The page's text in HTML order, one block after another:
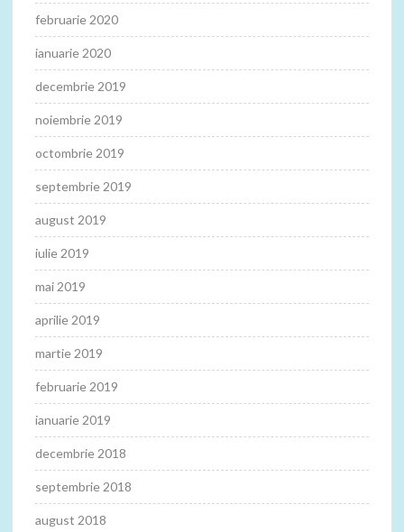
februarie 2020
ianuarie 2020
decembrie 2019
noiembrie 2019
octombrie 2019
septembrie 2019
august 2019
iulie 2019
mai 2019
aprilie 2019
martie 2019
februarie 2019
ianuarie 2019
decembrie 2018
septembrie 2018
august 2018